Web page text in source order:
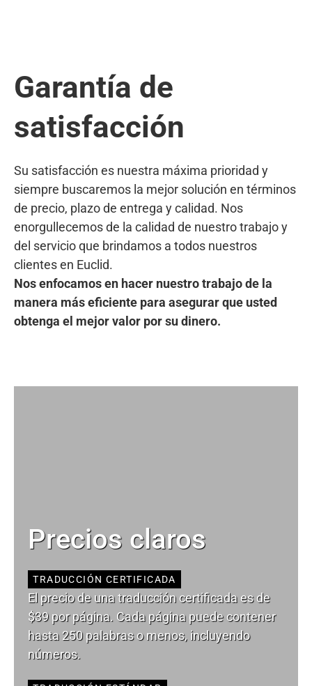
Garantía de
satisfacción
Su satisfacción es nuestra máxima prioridad y
siempre buscaremos la mejor solución en términos
de precio, plazo de entrega y calidad. Nos
enorgullecemos de la calidad de nuestro trabajo y
del servicio que brindamos a todos nuestros
clientes en Euclid.
Nos enfocamos en hacer nuestro trabajo de la
manera más eficiente para asegurar que usted
obtenga el mejor valor por su dinero.
Precios claros
TRADUCCIÓN CERTIFICADA
El precio de una traducción certificada es de
$39 por página. Cada página puede contener
hasta 250 palabras o menos, incluyendo
números.